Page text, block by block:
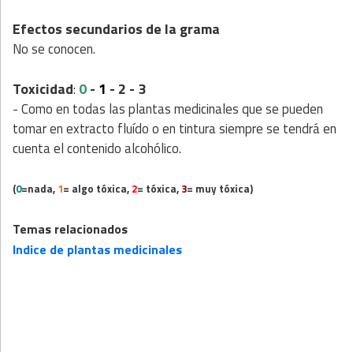
Efectos secundarios de la grama
No se conocen.
Toxicidad: 0- 1 - 2 - 3
- Como en todas las plantas medicinales que se pueden
tomar en extracto fluído o en tintura siempre se tendrá en
cuenta el contenido alcohólico.
(0=nada, 1= algo tóxica, 2= tóxica, 3= muy tóxica)
Temas relacionados
Indice de plantas medicinales